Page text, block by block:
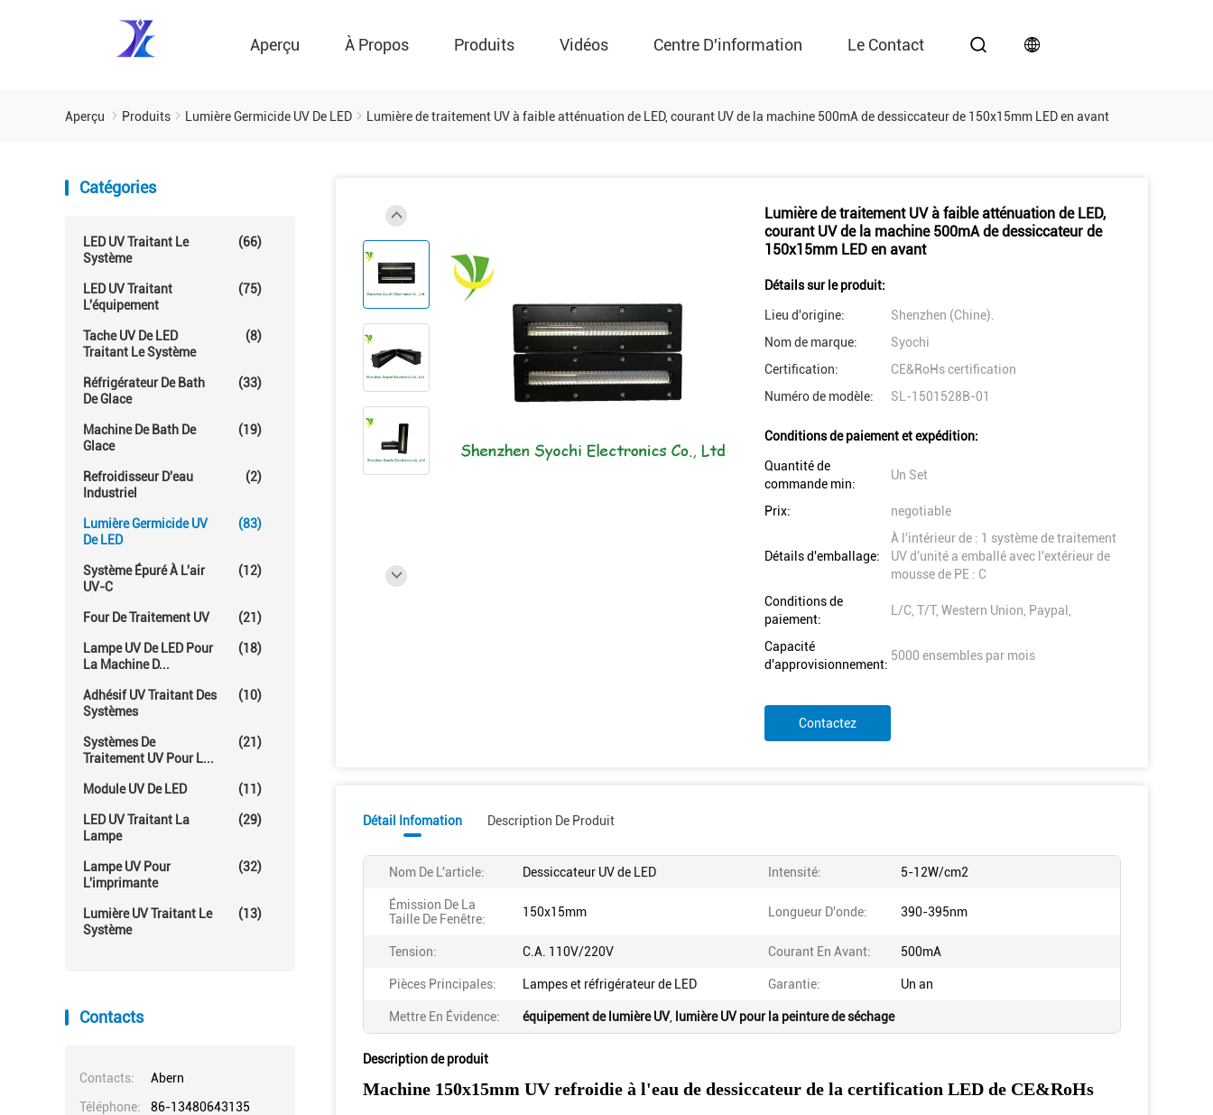
Aperçu À Propos Produits Vidéos Centre D'information Le Contact
Aperçu Produits Lumière Germicide UV De LED Lumière de traitement UV à faible atténuation de LED, courant UV de la machine 500mA de dessiccateur de 150x15mm LED en avant
Catégories
LED UV Traitant Le
Système
(66)
LED UV Traitant
L'équipement
(75)
Tache UV De LED
Traitant Le Système
(8)
Réfrigérateur De Bath
De Glace
(33)
Machine De Bath De
Glace
(19)
Refroidisseur D'eau
Industriel
(2)
Lumière Germicide UV
De LED
(83)
Système Épuré À L'air
UV-C
(12)
Four De Traitement UV (21)
Lampe UV De LED Pour
La Machine D...
(18)
Adhésif UV Traitant Des
Systèmes
(10)
Systèmes De
Traitement UV Pour L...
(21)
Module UV De LED (11)
LED UV Traitant La
Lampe
(29)
Lampe UV Pour
L'imprimante
(32)
Lumière UV Traitant Le
Système
(13)
Contacts
Contacts:
Abern
Téléphone:
86-13480643135
Lumière de traitement UV à faible atténuation de LED,
courant UV de la machine 500mA de dessiccateur de
150x15mm LED en avant
Détails sur le produit:
Lieu d'origine:
Shenzhen (Chine).
Nom de marque:
Syochi
Certification:
CE&RoHs certification
Numéro de modèle:
SL-1501528B-01
Conditions de paiement et expédition:
Quantité de
commande min:
Un Set
Prix: negotiable
Détails d'emballage:
À l'intérieur de : 1 système de traitement
UV d'unité a emballé avec l'extérieur de
mousse de PE : C
Conditions de
paiement:
L/C, T/T, Western Union, Paypal,
Capacité
d'approvisionnement:
5000 ensembles par mois
Contactez
Détail Infomation Description De Produit
Nom De L'article: Dessiccateur UV de LED Intensité: 5-12W/cm2
Émission De La
Taille De Fenêtre:
150x15mm Longueur D'onde: 390-395nm
Tension: C.A. 110V/220V Courant En Avant: 500mA
Pièces Principales: Lampes et réfrigérateur de LED Garantie: Un an
Mettre En Évidence: équipement de lumière UV lumière UV pour la peinture de séchage
Description de produit
Machine 150x15mm UV refroidie à l'eau de dessiccateur de la certification LED de CE&RoHs